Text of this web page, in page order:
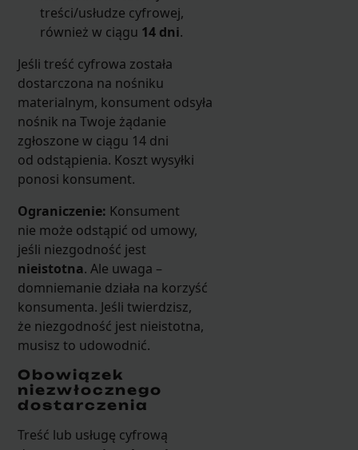
treści/usłudze cyfrowej,
również w ciągu 14 dni.
Jeśli treść cyfrowa została
dostarczona na nośniku
materialnym, konsument odsyła
nośnik na Twoje żądanie
zgłoszone w ciągu 14 dni
od odstąpienia. Koszt wysyłki
ponosi konsument.
Ograniczenie: Konsument
nie może odstąpić od umowy,
jeśli niezgodność jest
nieistotna. Ale uwaga –
domniemanie działa na korzyść
konsumenta. Jeśli twierdzisz,
że niezgodność jest nieistotna,
musisz to udowodnić.
Obowiązek
niezwłocznego
dostarczenia
Treść lub usługę cyfrową